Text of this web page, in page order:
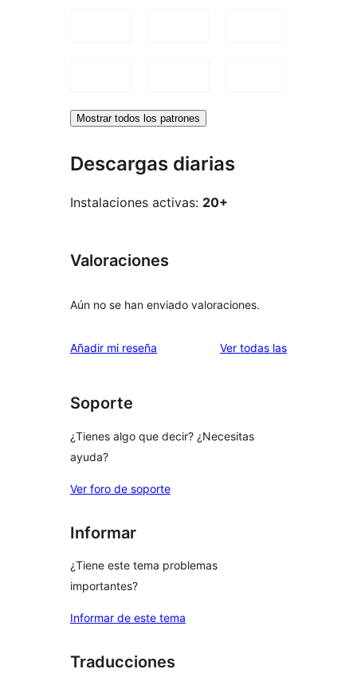
Mostrar todos los patrones
Descargas diarias
Instalaciones activas: 20+
Valoraciones
Aún no se han enviado valoraciones.
Añadir mi reseña Ver todas lasvaloraciones
Soporte
¿Tienes algo que decir? ¿Necesitas
ayuda?
Ver foro de soporte
Informar
¿Tiene este tema problemas
importantes?
Informar de este tema
Traducciones